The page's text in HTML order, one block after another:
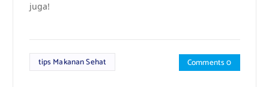
juga!
tips Makanan Sehat Comments 0